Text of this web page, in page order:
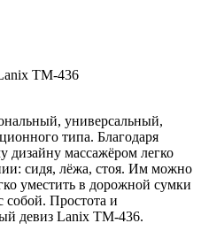
TM-436
универсальный,
типа. Благодаря
дизайну массажёром легко
сидя, лёжа, стоя. Им можно
уместить в дорожной сумки
собой. Простота и
девиз Lanix TM-436.